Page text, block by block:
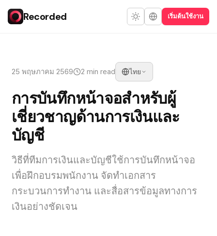
Recorded เริ่มต้นใช้งาน
25 พฤษภาคม 2569 2 min read ไทย
การบันทึกหน้าจอสำหรับผู้
เชี่ยวชาญด้านการเงินและ
บัญชี
วิธีที่ทีมการเงินและบัญชีใช้การบันทึกหน้าจอ
เพื่อฝึกอบรมพนักงาน จัดทำเอกสาร
กระบวนการทำงาน และสื่อสารข้อมูลทางการ
เงินอย่างชัดเจน